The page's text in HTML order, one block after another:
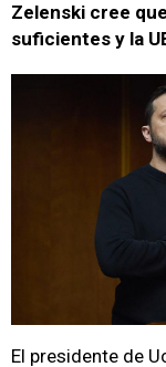
Zelenski cree
suficientes y la
El presidente de